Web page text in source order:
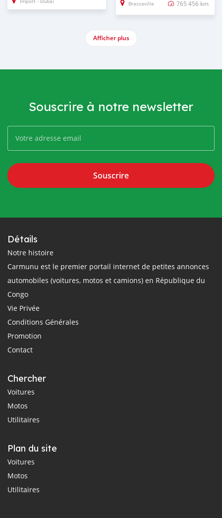
Brazzaville 765 456 km
Afficher plus
Souscrire à notre newsletter
Souscrire
Détails
Notre histoire
Carmunu est le premier portail internet de petites annonces
automobiles (voitures, motos et camions) en République du
Congo
Vie Privée
Conditions Générales
Promotion
Contact
Chercher
Voitures
Motos
Utilitaires
Plan du site
Voitures
Motos
Utilitaires